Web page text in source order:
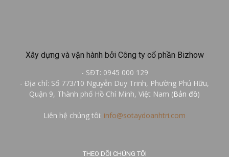
Xây dựng và vận hành bởi Công ty cổ phần Bizhow
- SĐT: 0945 000 129
- Địa chỉ: Số 773/10 Nguyễn Duy Trinh, Phường Phú Hữu,
Quận 9, Thành phố Hồ Chí Minh, Việt Nam (Bản đồ)
Liên hệ chúng tôi: info@sotaydoanhtri.com
THEO DÕI CHÚNG TÔI